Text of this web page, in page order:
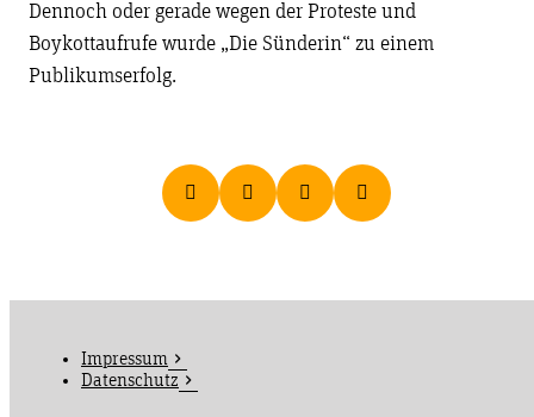
Dennoch oder gerade wegen der Proteste und
Boykottaufrufe wurde „Die Sünderin“ zu einem
Publikumserfolg.
Impressum
Datenschutz